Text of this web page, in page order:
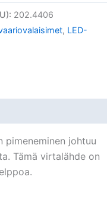
202.4406
, LED-
pimeneminen johtuu
Tämä virtalähde on